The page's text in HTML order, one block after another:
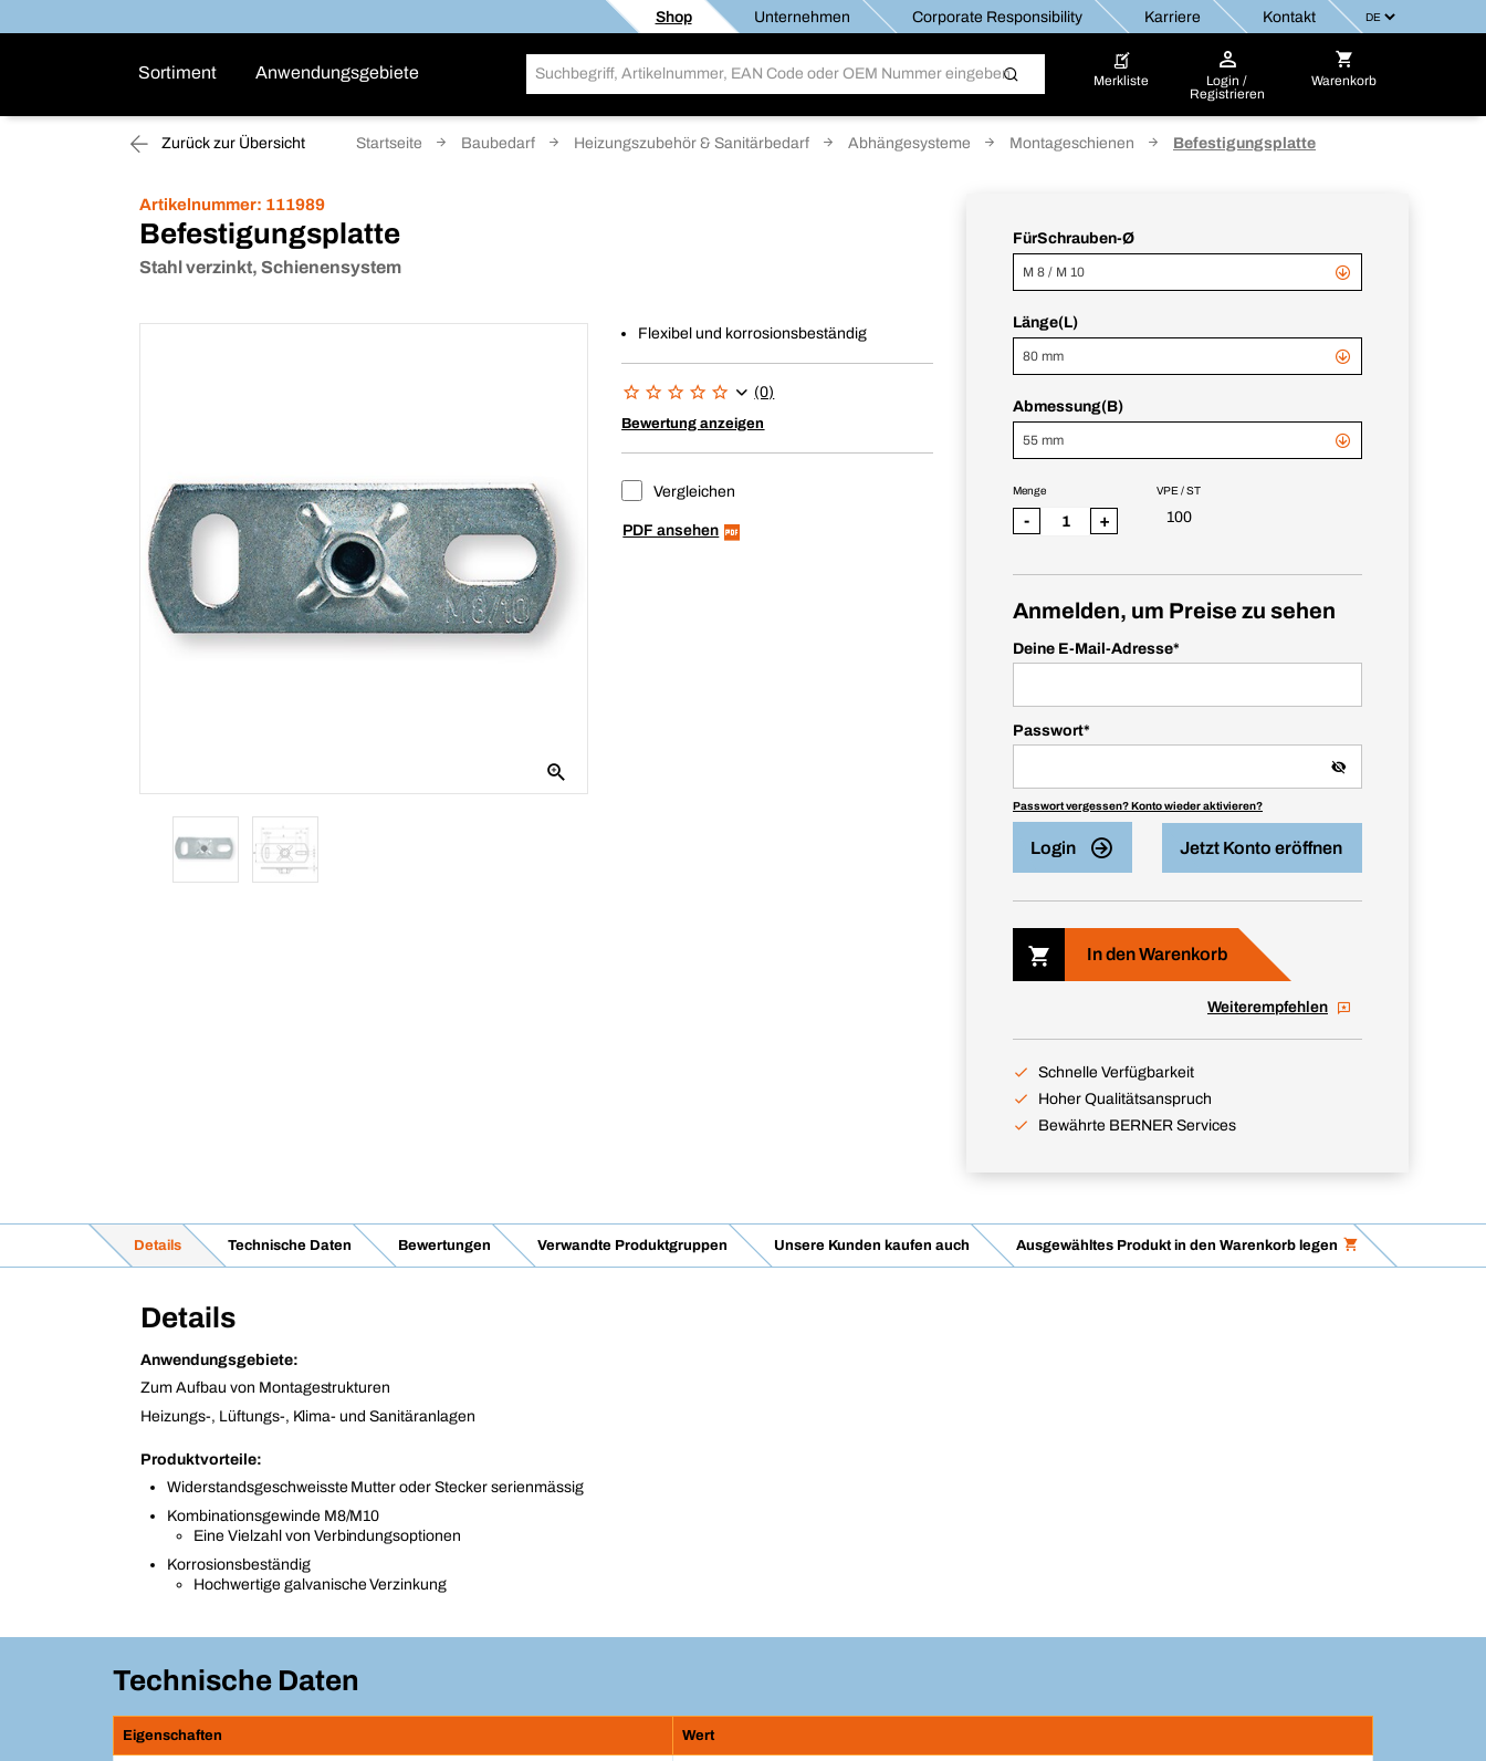
Shop Unternehmen Corporate Responsibility Karriere Kontakt
Sortiment Anwendungsgebiete Merkliste
Login /
Registrieren
Warenkorb
Zurück zur Übersicht Startseite Baubedarf Heizungszubehör & Sanitärbedarf Abhängesysteme Montageschienen Befestigungsplatte
Artikelnummer: 111989
Befestigungsplatte
Stahl verzinkt, Schienensystem
Flexibel und korrosionsbeständig
(0)
Bewertung anzeigen
Vergleichen
PDF ansehen
FürSchrauben-Ø
M 8 / M 10
Länge(L)
80 mm
Abmessung(B)
55 mm
VPE / ST
100
Menge
- +
Anmelden, um Preise zu sehen
Deine E-Mail-Adresse*
Passwort*
Passwort vergessen? Konto wieder aktivieren?
Login Jetzt Konto eröffnen
In den Warenkorb
Weiterempfehlen
Schnelle Verfügbarkeit
Hoher Qualitätsanspruch
Bewährte BERNER Services
Details Technische Daten Bewertungen Verwandte Produktgruppen Unsere Kunden kaufen auch Ausgewähltes Produkt in den Warenkorb legen
Details
Anwendungsgebiete:
Zum Aufbau von Montagestrukturen
Heizungs-, Lüftungs-, Klima- und Sanitäranlagen
Produktvorteile:
Widerstandsgeschweisste Mutter oder Stecker serienmässig
Kombinationsgewinde M8/M10
Eine Vielzahl von Verbindungsoptionen
Korrosionsbeständig
Hochwertige galvanische Verzinkung
Technische Daten
Eigenschaften Wert